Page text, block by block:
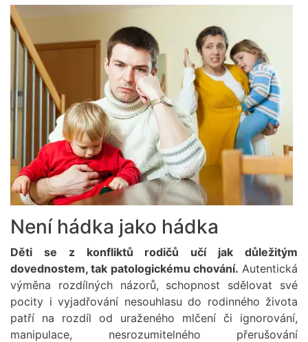
Není hádka jako hádka
Děti se z konfliktů rodičů učí jak důležitým
dovednostem, tak patologickému chování. Autentická
výměna rozdílných názorů, schopnost sdělovat své
pocity i vyjadřování nesouhlasu do rodinného života
patří na rozdíl od uraženého mlčení či ignorování,
manipulace, nesrozumitelného přerušování